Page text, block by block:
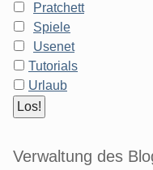
Pratchett
Spiele
Usenet
Tutorials
Urlaub
Verwaltung des